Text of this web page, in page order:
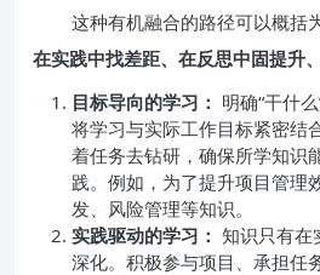
这种有机融合的路径可以概括
在实践中找差距、在反思中固提升
目标导向的学习： 明确“干什么
将学习与实际工作目标紧密结
着任务去钻研，确保所学知识
践。例如，为了提升项目管理
发、风险管理等知识。
实践驱动的学习： 知识只有在
深化。积极参与项目、承担任